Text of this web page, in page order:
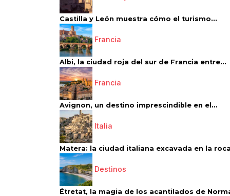
Castilla y León muestra cómo el turismo...
Francia
Albi, la ciudad roja del sur de Francia entre...
Francia
Avignon, un destino imprescindible en el...
Italia
Matera: la ciudad italiana excavada en la
Destinos
Étretat, la magia de los acantilados de